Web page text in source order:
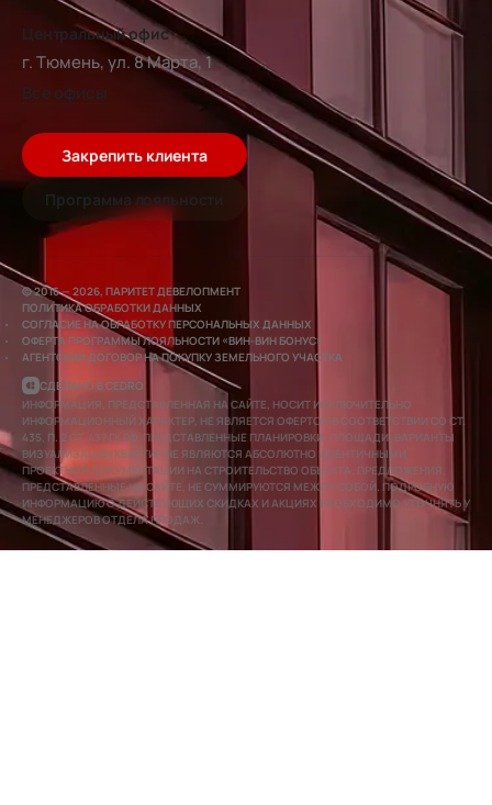
Центральный офис
г. Тюмень, ул. 8 Марта, 1
Все офисы
Закрепить клиента
Программа лояльности
© 2016 — 2026, ПАРИТЕТ ДЕВЕЛОПМЕНТ
ПОЛИТИКА ОБРАБОТКИ ДАННЫХ
СОГЛАСИЕ НА ОБРАБОТКУ ПЕРСОНАЛЬНЫХ ДАННЫХ
ОФЕРТА ПРОГРАММЫ ЛОЯЛЬНОСТИ «ВИН-ВИН БОНУС»
АГЕНТСКИЙ ДОГОВОР НА ПОКУПКУ ЗЕМЕЛЬНОГО УЧАСТКА
СДЕЛАНО В CEDRO
ИНФОРМАЦИЯ, ПРЕДСТАВЛЕННАЯ НА САЙТЕ, НОСИТ ИСКЛЮЧИТЕЛЬНО
ИНФОРМАЦИОННЫЙ ХАРАКТЕР, НЕ ЯВЛЯЕТСЯ ОФЕРТОЙ В СООТВЕТСТВИИ СО СТ.
435, П. 2 СТ. 437 ГК РФ. ПРЕДСТАВЛЕННЫЕ ПЛАНИРОВКИ, ПЛОЩАДИ, ВАРИАНТЫ
ВИЗУАЛИЗАЦИИ КВАРТИР НЕ ЯВЛЯЮТСЯ АБСОЛЮТНО ИДЕНТИЧНЫМИ
ПРОЕКТНОЙ ДОКУМЕНТАЦИИ НА СТРОИТЕЛЬСТВО ОБЪЕКТА. ПРЕДЛОЖЕНИЯ,
ПРЕДСТАВЛЕННЫЕ НА САЙТЕ, НЕ СУММИРУЮТСЯ МЕЖДУ СОБОЙ. ПОДРОБНУЮ
ИНФОРМАЦИЮ О ДЕЙСТВУЮЩИХ СКИДКАХ И АКЦИЯХ НЕОБХОДИМО УТОЧНЯТЬ У
МЕНЕДЖЕРОВ ОТДЕЛА ПРОДАЖ.